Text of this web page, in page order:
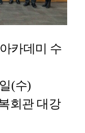
카데미 수
일(수)
회관 대강